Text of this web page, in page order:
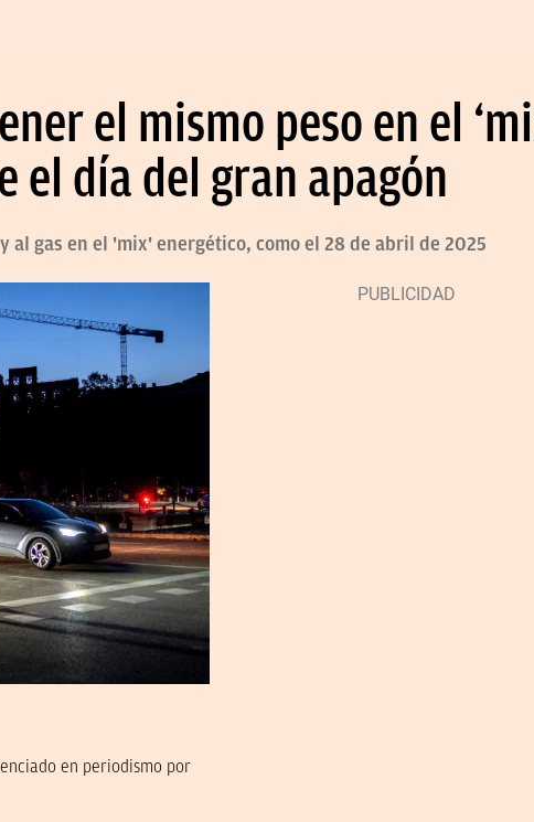
el mismo peso en el
el día del gran apagón
gas en el 'mix' energético, como el 28 de abril de 2025
en periodismo por